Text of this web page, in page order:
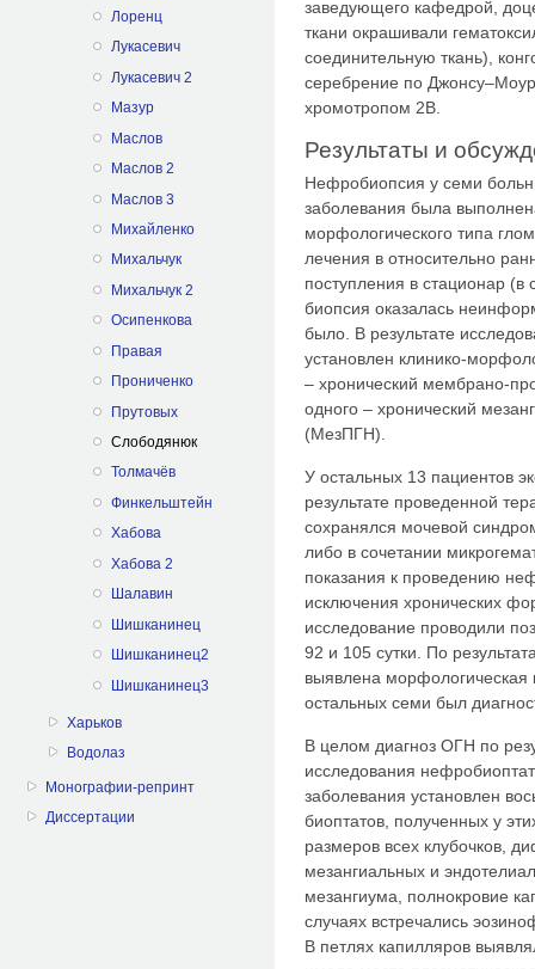
Лоренц
Лукасевич
Лукасевич 2
Мазур
Маслов
Маслов 2
Маслов 3
Михайленко
Михальчук
Михальчук 2
Осипенкова
Правая
Прониченко
Прутовых
Слободянюк
Толмачёв
Финкельштейн
Хабова
Хабова 2
Шалавин
Шишканинец
Шишканинец2
Шишканинец3
Харьков
Водолаз
Монографии-репринт
Диссертации
заведующего кафедрой,
ткани окрашивали
соединительную ткань),
серебрение по
хромотропом 2В.
Результаты и
Нефробиопсия у семи
заболевания была
морфологического типа
лечения в относительно
поступления в стационар
биопсия оказалась
было. В результате
установлен клинико-
– хронический мембрано-
одного – хронический
(МезПГН).
У остальных 13 пациентов
результате проведенной
сохранялся мочевой
либо в сочетании
показания к проведению
исключения хронических
исследование проводили
92 и 105 сутки. По
выявлена морфологическая
остальных семи был
В целом диагноз ОГН по
исследования
заболевания установлен
биоптатов, полученных у
размеров всех клубочков,
мезангиальных и
мезангиума, полнокровие
случаях встречались
В петлях капилляров